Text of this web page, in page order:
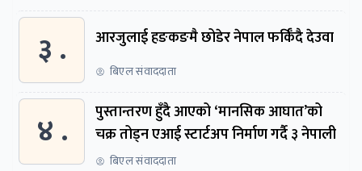
३ . आरजुलाई हङकङमै छोडेर नेपाल फर्किँदै देउवा
बिएल संवाददाता
४ .
पुस्तान्तरण हुँदै आएको ‘मानसिक आघात’को
चक्र तोड्न एआई स्टार्टअप निर्माण गर्दै ३ नेपाली
बिएल संवाददाता